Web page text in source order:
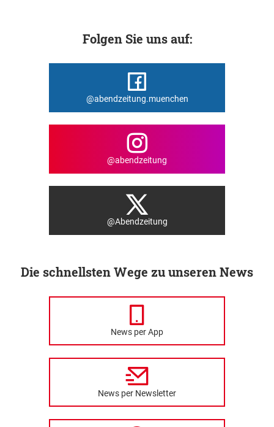
Folgen Sie uns auf:
@abendzeitung.muenchen
@abendzeitung
@Abendzeitung
Die schnellsten Wege zu unseren News
News per App
News per Newsletter